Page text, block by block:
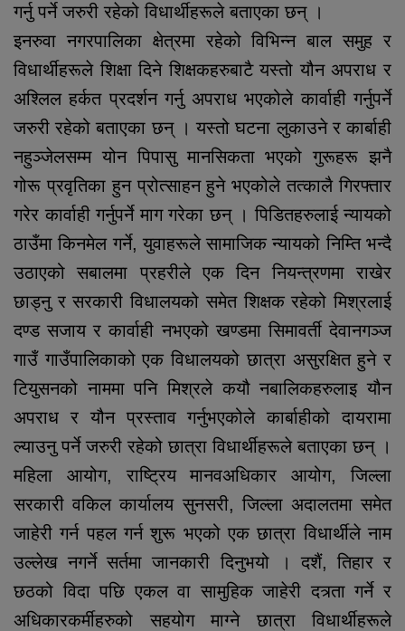
गर्नु पर्ने जरुरी रहेको विधार्थीहरूले बताएका छन् ।
इनरुवा नगरपालिका क्षेत्रमा रहेको विभिन्न बाल समुह र
विधार्थीहरूले शिक्षा दिने शिक्षकहरुबाटै यस्तो यौन अपराध र
अश्लिल हर्कत प्रदर्शन गर्नु अपराध भएकोले कार्वाही गर्नुपर्ने
जरुरी रहेको बताएका छन् । यस्तो घटना लुकाउने र कार्बाही
नहुञ्जेलसम्म योन पिपासु मानसिकता भएको गुरूहरू झनै
गोरू प्रवृतिका हुन प्रोत्साहन हुने भएकोले तत्कालै गिरफ्तार
गरेर कार्वाही गर्नुपर्ने माग गरेका छन् । पिडितहरुलाई न्यायको
ठाउँमा किनमेल गर्ने, युवाहरूले सामाजिक न्यायको निम्ति भन्दै
उठाएको सबालमा प्रहरीले एक दिन नियन्त्रणमा राखेर
छाड्नु र सरकारी विधालयको समेत शिक्षक रहेको मिश्रलाई
दण्ड सजाय र कार्वाही नभएको खण्डमा सिमावर्ती देवानगञ्ज
गाउँ गाउँपालिकाको एक विधालयको छात्रा असुरक्षित हुने र
टियुसनको नाममा पनि मिश्रले कयौ नबालिकहरुलाइ यौन
अपराध र यौन प्रस्ताव गर्नुभएकोले कार्बाहीको दायरामा
ल्याउनु पर्ने जरुरी रहेको छात्रा विधार्थीहरूले बताएका छन् ।
महिला आयोग, राष्ट्रिय मानवअधिकार आयोग, जिल्ला
सरकारी वकिल कार्यालय सुनसरी, जिल्ला अदालतमा समेत
जाहेरी गर्न पहल गर्न शुरू भएको एक छात्रा विधार्थीले नाम
उल्लेख नगर्ने सर्तमा जानकारी दिनुभयो । दशैं, तिहार र
छठको विदा पछि एकल वा सामुहिक जाहेरी दत्र्ता गर्ने र
अधिकारकर्मीहरुको सहयोग माग्ने छात्रा विधार्थीहरूले